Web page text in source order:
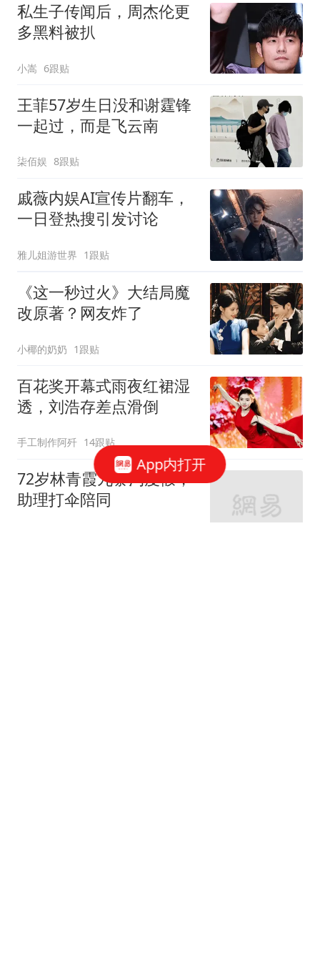
私生子传闻后，周杰伦更
多黑料被扒
小嵩 6跟贴
王菲57岁生日没和谢霆锋
一起过，而是飞云南
柒佰娱 8跟贴
戚薇内娱AI宣传片翻车，
一日登热搜引发讨论
雅儿姐游世界 1跟贴
《这一秒过火》大结局魔
改原著？网友炸了
小椰的奶奶 1跟贴
百花奖开幕式雨夜红裙湿
透，刘浩存差点滑倒
手工制作阿歼 14跟贴
72岁林青霞九寨沟度假，
助理打伞陪同
App内打开